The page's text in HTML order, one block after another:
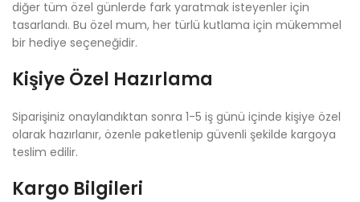
diğer tüm özel günlerde fark yaratmak isteyenler için
tasarlandı. Bu özel mum, her türlü kutlama için mükemmel
bir hediye seçeneğidir.
Kişiye Özel Hazırlama
Siparişiniz onaylandıktan sonra 1-5 iş günü içinde kişiye özel
olarak hazırlanır, özenle paketlenip güvenli şekilde kargoya
teslim edilir.
Kargo Bilgileri